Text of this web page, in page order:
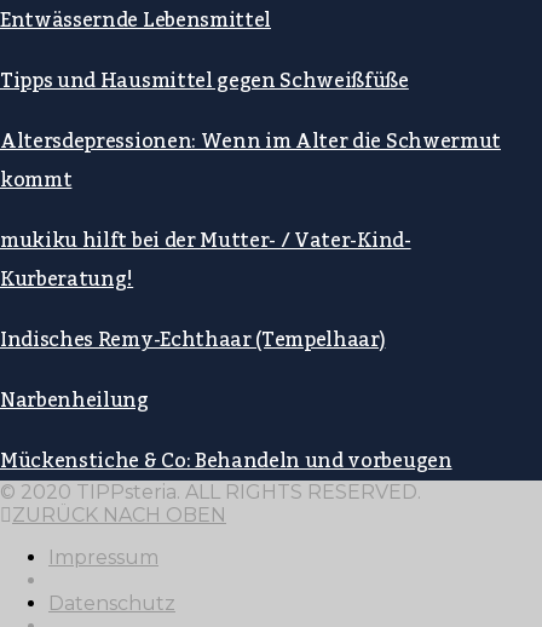
Entwässernde Lebensmittel
Tipps und Hausmittel gegen Schweißfüße
Altersdepressionen: Wenn im Alter die Schwermut
kommt
mukiku hilft bei der Mutter- / Vater-Kind-
Kurberatung!
Indisches Remy-Echthaar (Tempelhaar)
Narbenheilung
Mückenstiche & Co: Behandeln und vorbeugen
© 2020 TIPPsteria. ALL RIGHTS RESERVED.
ZURÜCK NACH OBEN
Impressum
Datenschutz